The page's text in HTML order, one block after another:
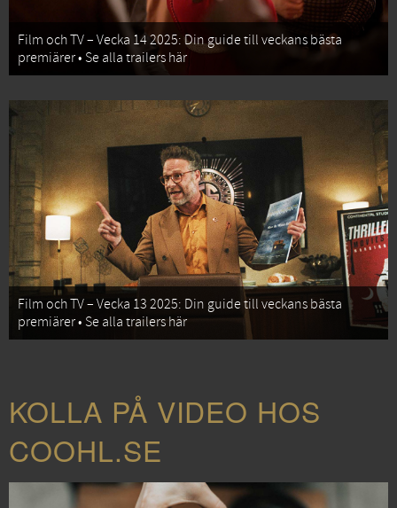
Film och TV – Vecka 14 2025: Din guide till veckans bästa
premiärer • Se alla trailers här
Film och TV – Vecka 13 2025: Din guide till veckans bästa
premiärer • Se alla trailers här
KOLLA PÅ VIDEO HOS
COOHL.SE